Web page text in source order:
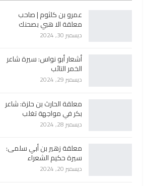
عمرو بن كلثوم | صاحب
معلقة الا هبي بصحنك
ديسمبر 30, 2024
أشعار أبو نواس: سيرة شاعر
الخمر التائب
ديسمبر 29, 2024
معلقة الحارث بن حلزة: شاعر
بكر في مواجهة تغلب
ديسمبر 28, 2024
معلقة زهير بن أبي سلمى:
سيرة حكيم الشعراء
ديسمبر 20, 2024